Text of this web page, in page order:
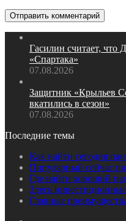
Гасилин считает, что
«Спартака»
07.08.2026
Защитник «Крыльев
вкатились в сезон»
07.08.2026
Последние темы
Как найти сегодня
Популярный сейчас
Где найти хороший
Здесь
Главные